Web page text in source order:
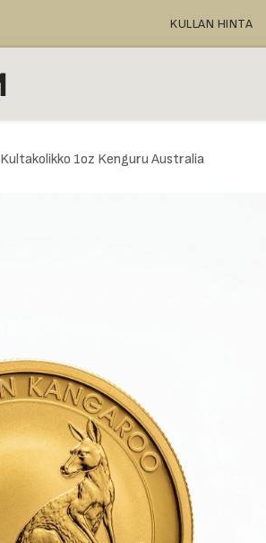
KULLAN HINTA
Kultakolikko 1oz Kenguru Australia